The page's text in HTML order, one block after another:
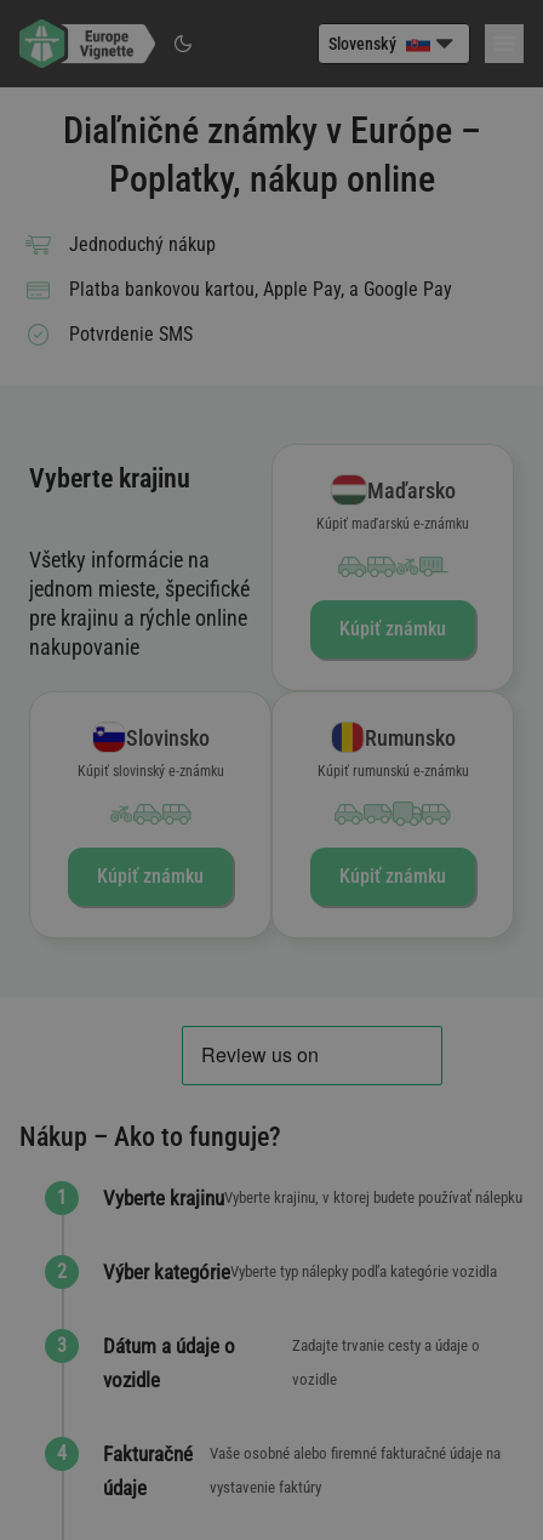
Slovenský
Diaľničné známky v Európe –
Poplatky, nákup online
Jednoduchý nákup
Platba bankovou kartou, Apple Pay, a Google Pay
Potvrdenie SMS
Vyberte krajinu
Všetky informácie na
jednom mieste, špecifické
pre krajinu a rýchle online
nakupovanie
Maďarsko
Kúpiť maďarskú e-známku
Kúpiť známku
Slovinsko
Kúpiť slovinský e-známku
Kúpiť známku
Rumunsko
Kúpiť rumunskú e-známku
Kúpiť známku
Nákup – Ako to funguje?
Vyberte krajinuVyberte krajinu, v ktorej budete používať nálepku
Výber kategórieVyberte typ nálepky podľa kategórie vozidla
Dátum a údaje o
vozidle
Zadajte trvanie cesty a údaje o
vozidle
Fakturačné
údaje
Vaše osobné alebo firemné fakturačné údaje na
vystavenie faktúry